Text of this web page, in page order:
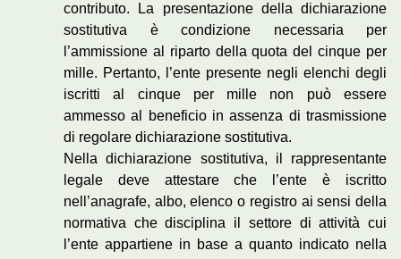
contributo. La presentazione della dichiarazione
sostitutiva è condizione necessaria per
l’ammissione al riparto della quota del cinque per
mille. Pertanto, l’ente presente negli elenchi degli
iscritti al cinque per mille non può essere
ammesso al beneficio in assenza di trasmissione
di regolare dichiarazione sostitutiva.
Nella dichiarazione sostitutiva, il rappresentante
legale deve attestare che l’ente è iscritto
nell’anagrafe, albo, elenco o registro ai sensi della
normativa che disciplina il settore di attività cui
l’ente appartiene in base a quanto indicato nella